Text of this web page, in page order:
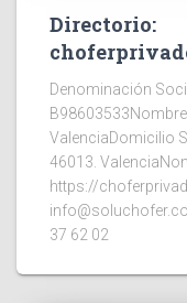
Directorio:
Denominación
ValenciaDomicilio
46013.
https://
37 62 02